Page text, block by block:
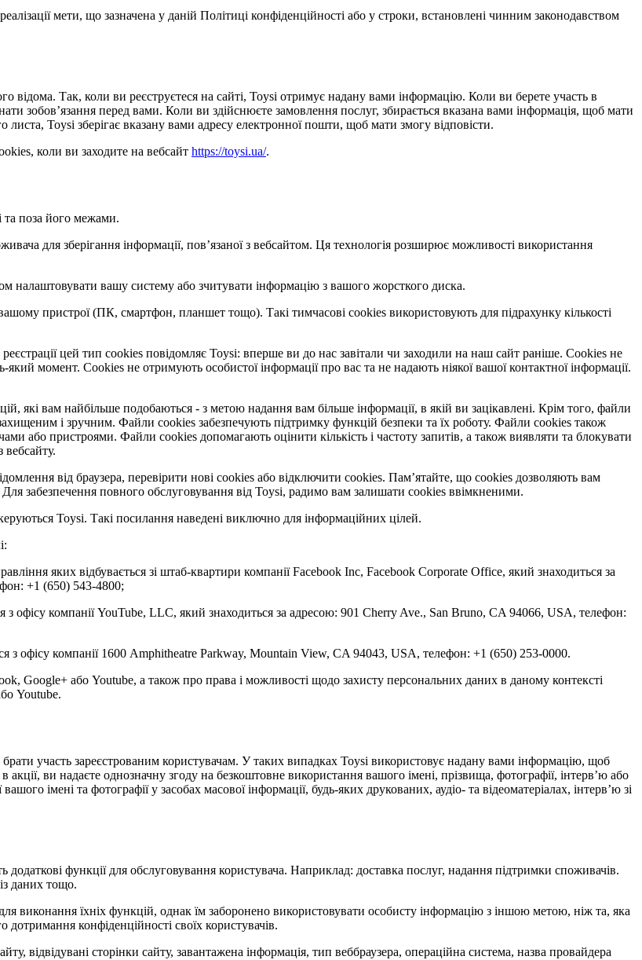
мети, що зазначена у даній Політиці конфіденційності або у строки, встановлені чинним законодавством
відома. Так, коли ви реєструєтеся на сайті, Toysi отримує надану вами інформацію. Коли ви берете участь в
зобов’язання перед вами. Коли ви здійснюєте замовлення послуг, збирається вказана вами інформація, щоб мати
Toysi зберігає вказану вами адресу електронної пошти, щоб мати змогу відповісти.
коли ви заходите на вебсайт https://toysi.ua/.
та поза його межами.
для зберігання інформації, пов’язаної з вебсайтом. Ця технологія розширює можливості використання
налаштовувати вашу систему або зчитувати інформацію з вашого жорсткого диска.
пристрої (ПК, смартфон, планшет тощо). Такі тимчасові cookies використовують для підрахунку кількості
цей тип cookies повідомляє Toysi: вперше ви до нас завітали чи заходили на наш сайт раніше. Cookies не
момент. Сookies не отримують особистої інформації про вас та не надають ніякої вашої контактної інформації.
які вам найбільше подобаються - з метою надання вам більше інформації, в якій ви зацікавлені. Крім того, файли
і зручним. Файли cookies забезпечують підтримку функцій безпеки та їх роботу. Файли cookies також
або пристроями. Файли cookies допомагають оцінити кількість і частоту запитів, а також виявляти та блокувати
вебсайту.
від браузера, перевірити нові cookies або відключити cookies. Пам’ятайте, що cookies дозволяють вам
Для забезпечення повного обслуговування від Toysi, радимо вам залишати cookies ввімкненими.
Toysi. Такі посилання наведені виключно для інформаційних цілей.
яких відбувається зі штаб-квартири компанії Facebook Inc, Facebook Corporate Office, який знаходиться за
+1 (650) 543-4800;
офісу компанії YouTube, LLC, який знаходиться за адресою: 901 Cherry Ave., San Bruno, CA 94066, USA, телефон:
з офісу компанії 1600 Amphitheatre Parkway, Mountain View, CA 94043, USA, телефон: +1 (650) 253-0000.
Google+ або Youtube, а також про права і можливості щодо захисту персональних даних в даному контексті
Youtube.
участь зареєстрованим користувачам. У таких випадках Toysi використовує надану вами інформацію, щоб
ви надаєте однозначну згоду на безкоштовне використання вашого імені, прізвища, фотографії, інтерв’ю або
імені та фотографії у засобах масової інформації, будь-яких друкованих, аудіо- та відеоматеріалах, інтерв’ю зі
функції для обслуговування користувача. Наприклад: доставка послуг, надання підтримки споживачів.
даних тощо.
виконання їхніх функцій, однак їм заборонено використовувати особисту інформацію з іншою метою, ніж та, яка
конфіденційності своїх користувачів.
відвідувані сторінки сайту, завантажена інформація, тип веббраузера, операційна система, назва провайдера